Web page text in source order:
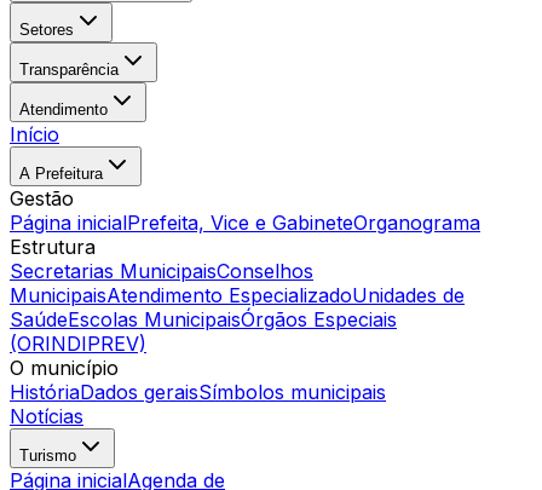
Setores
Transparência
Atendimento
Início
A Prefeitura
Gestão
Página inicialPrefeita, Vice e GabineteOrganograma
Estrutura
Secretarias MunicipaisConselhos
MunicipaisAtendimento EspecializadoUnidades de
SaúdeEscolas MunicipaisÓrgãos Especiais
(ORINDIPREV)
O município
HistóriaDados geraisSímbolos municipais
Notícias
Turismo
Página inicialAgenda de